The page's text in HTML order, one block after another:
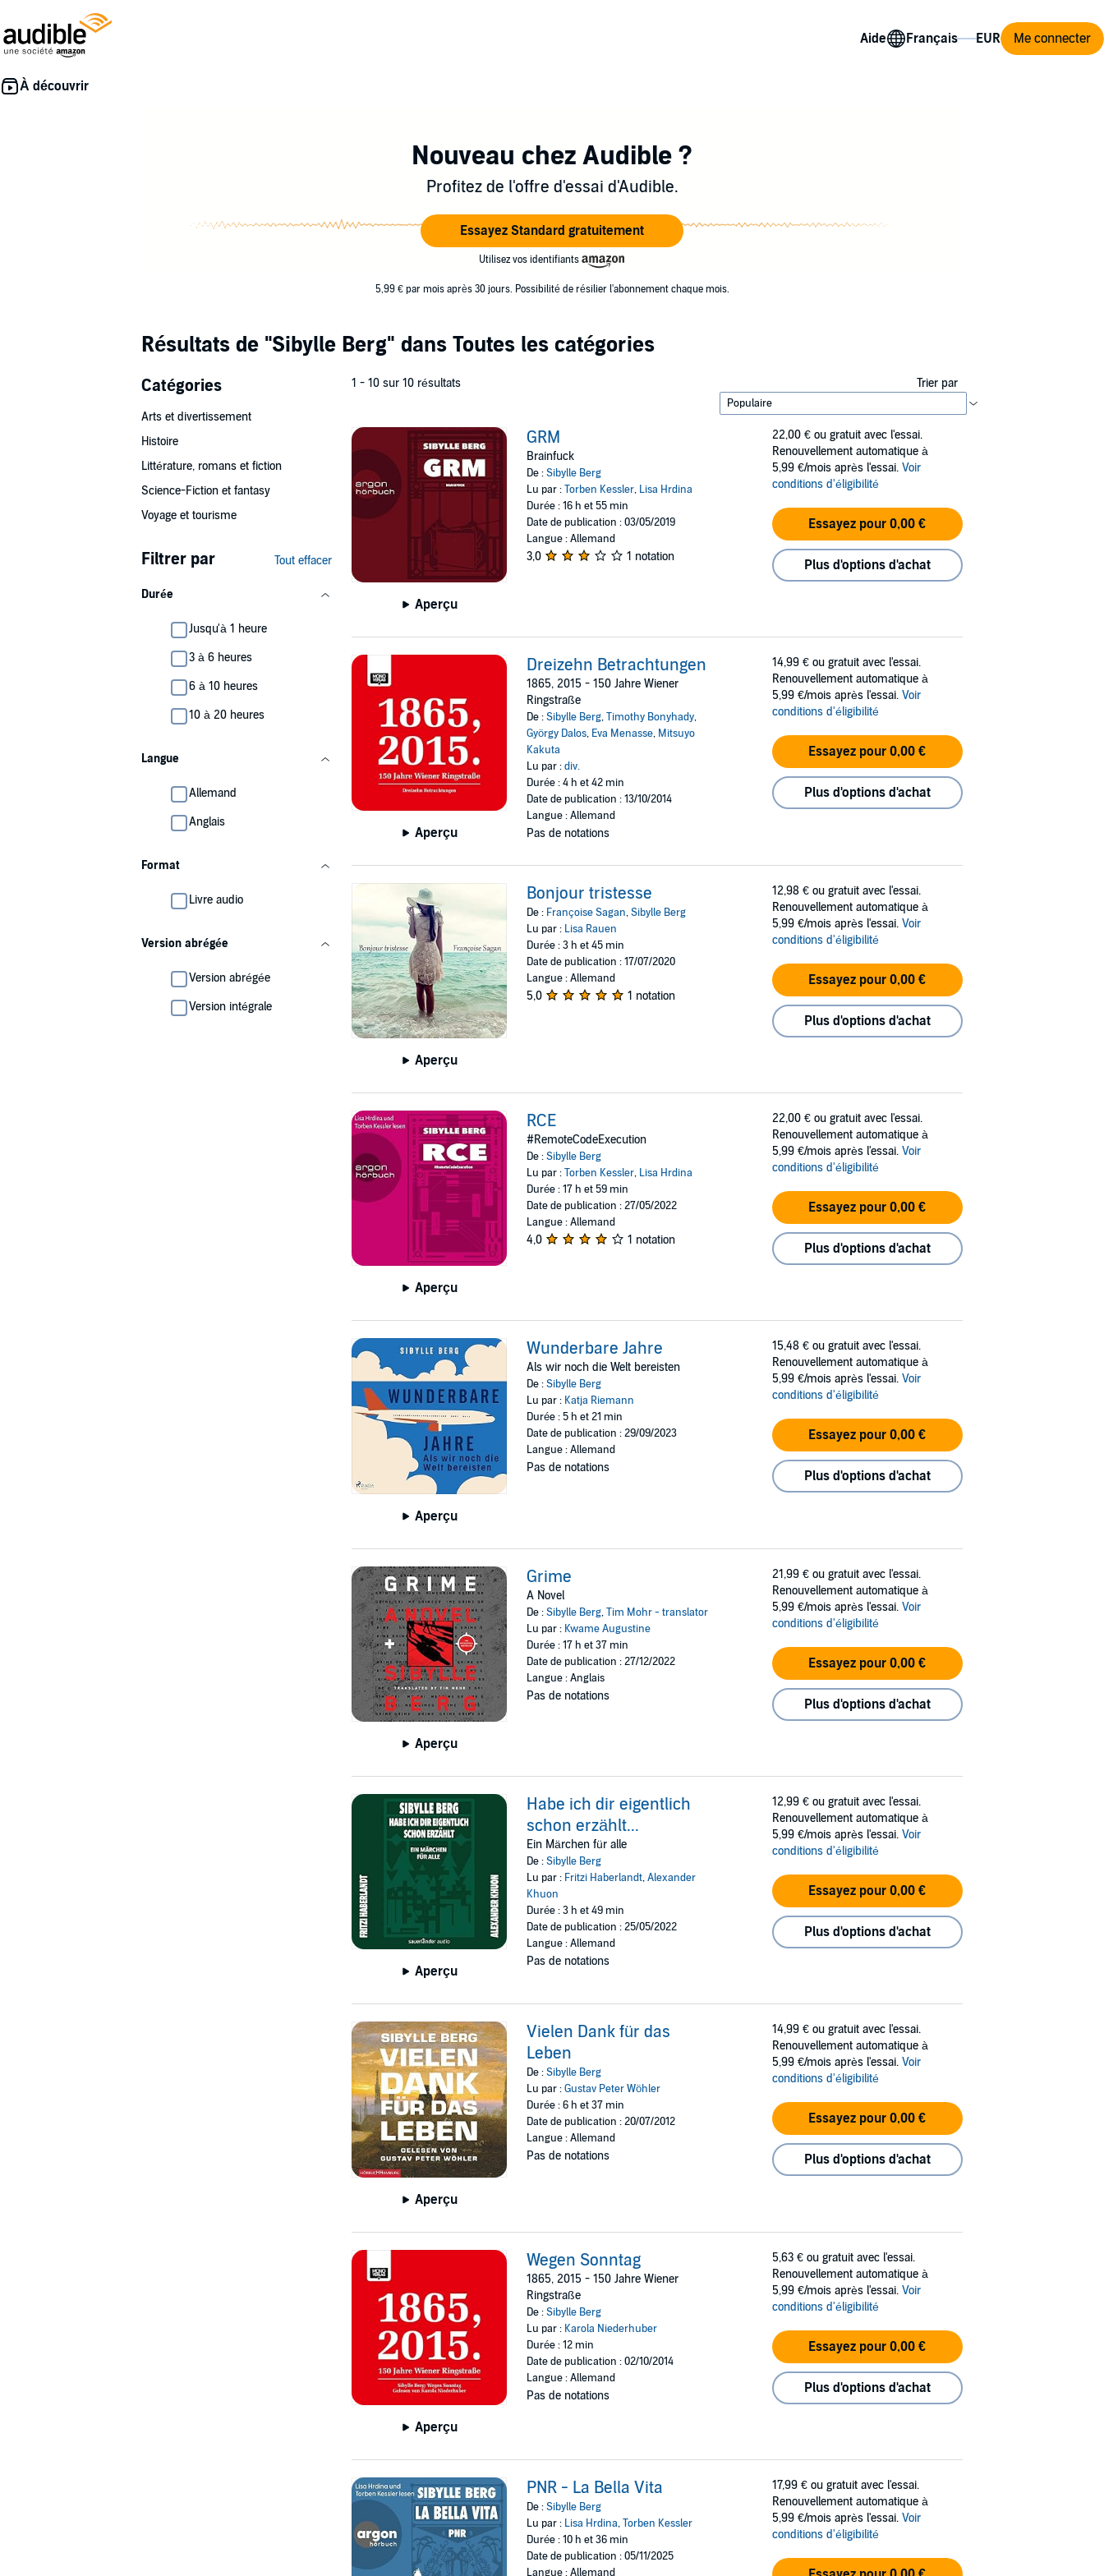
Aide Me connecter
Nouveau chez Audible ?
Profitez de l'offre d'essai d'Audible.
Essayez Standard gratuitement
Utilisez vos identifiants
5,99 € par mois après 30 jours. Possibilité de résilier l'abonnement chaque mois.
Résultats de "Sibylle Berg" dans Toutes les catégories
Catégories
Arts et divertissement
Histoire
Littérature, romans et fiction
Science-Fiction et fantasy
Voyage et tourisme
Filtrer par Tout effacer
Durée
Jusqu'à 1 heure
3 à 6 heures
6 à 10 heures
10 à 20 heures
Langue
Allemand
Anglais
Format
Livre audio
Version abrégée
Version abrégée
Version intégrale
1 - 10 sur 10 résultats Trier par
Aperçu
GRM
Brainfuck
De :Sibylle Berg
Lu par :Torben Kessler, Lisa Hrdina
Durée : 16 h et 55 min
Date de publication : 03/05/2019
Langue : Allemand
3,0 1 notation
22,00 € ou gratuit avec l'essai.
Renouvellement automatique à
5,99 €/mois après l'essai. Voir
conditions d'éligibilité
Essayez pour 0,00 €
Plus d'options d'achat
Aperçu
Dreizehn Betrachtungen
1865, 2015 - 150 Jahre Wiener
Ringstraße
De :Sibylle Berg,Timothy Bonyhady,
György Dalos, Eva Menasse, Mitsuyo
Kakuta
Lu par :div.
Durée : 4 h et 42 min
Date de publication : 13/10/2014
Langue : Allemand
Pas de notations
14,99 € ou gratuit avec l'essai.
Renouvellement automatique à
5,99 €/mois après l'essai. Voir
conditions d'éligibilité
Essayez pour 0,00 €
Plus d'options d'achat
Aperçu
Bonjour tristesse
De : Françoise Sagan,Sibylle Berg
Lu par : Lisa Rauen
Durée : 3 h et 45 min
Date de publication : 17/07/2020
Langue : Allemand
5,0 1 notation
12,98 € ou gratuit avec l'essai.
Renouvellement automatique à
5,99 €/mois après l'essai. Voir
conditions d'éligibilité
Essayez pour 0,00 €
Plus d'options d'achat
Aperçu
RCE
#RemoteCodeExecution
De :Sibylle Berg
Lu par :Torben Kessler, Lisa Hrdina
Durée : 17 h et 59 min
Date de publication : 27/05/2022
Langue : Allemand
4,0 1 notation
22,00 € ou gratuit avec l'essai.
Renouvellement automatique à
5,99 €/mois après l'essai. Voir
conditions d'éligibilité
Essayez pour 0,00 €
Plus d'options d'achat
Aperçu
Wunderbare Jahre
Als wir noch die Welt bereisten
De :Sibylle Berg
Lu par : Katja Riemann
Durée : 5 h et 21 min
Date de publication : 29/09/2023
Langue : Allemand
Pas de notations
15,48 € ou gratuit avec l'essai.
Renouvellement automatique à
5,99 €/mois après l'essai. Voir
conditions d'éligibilité
Essayez pour 0,00 €
Plus d'options d'achat
Aperçu
Grime
A Novel
De :Sibylle Berg,Tim Mohr - translator
Lu par : Kwame Augustine
Durée : 17 h et 37 min
Date de publication : 27/12/2022
Langue : Anglais
Pas de notations
21,99 € ou gratuit avec l'essai.
Renouvellement automatique à
5,99 €/mois après l'essai. Voir
conditions d'éligibilité
Essayez pour 0,00 €
Plus d'options d'achat
Aperçu
Habe ich dir eigentlich
schon erzählt...
Ein Märchen für alle
De :Sibylle Berg
Lu par : Fritzi Haberlandt,Alexander
Khuon
Durée : 3 h et 49 min
Date de publication : 25/05/2022
Langue : Allemand
Pas de notations
12,99 € ou gratuit avec l'essai.
Renouvellement automatique à
5,99 €/mois après l'essai. Voir
conditions d'éligibilité
Essayez pour 0,00 €
Plus d'options d'achat
Aperçu
Vielen Dank für das
Leben
De :Sibylle Berg
Lu par :Gustav Peter Wöhler
Durée : 6 h et 37 min
Date de publication : 20/07/2012
Langue : Allemand
Pas de notations
14,99 € ou gratuit avec l'essai.
Renouvellement automatique à
5,99 €/mois après l'essai. Voir
conditions d'éligibilité
Essayez pour 0,00 €
Plus d'options d'achat
Aperçu
Wegen Sonntag
1865, 2015 - 150 Jahre Wiener
Ringstraße
De :Sibylle Berg
Lu par : Karola Niederhuber
Durée : 12 min
Date de publication : 02/10/2014
Langue : Allemand
Pas de notations
5,63 € ou gratuit avec l'essai.
Renouvellement automatique à
5,99 €/mois après l'essai. Voir
conditions d'éligibilité
Essayez pour 0,00 €
Plus d'options d'achat
PNR - La Bella Vita
De :Sibylle Berg
Lu par : Lisa Hrdina,Torben Kessler
Durée : 10 h et 36 min
Date de publication : 05/11/2025
Langue : Allemand
17,99 € ou gratuit avec l'essai.
Renouvellement automatique à
5,99 €/mois après l'essai. Voir
conditions d'éligibilité